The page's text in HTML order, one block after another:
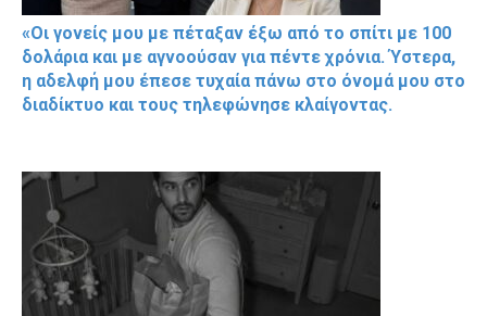
«Οι γονείς μου με πέταξαν έξω από το σπίτι με 100
δολάρια και με αγνοούσαν για πέντε χρόνια. Ύστερα,
η αδελφή μου έπεσε τυχαία πάνω στο όνομά μου στο
διαδίκτυο και τους τηλεφώνησε κλαίγοντας.